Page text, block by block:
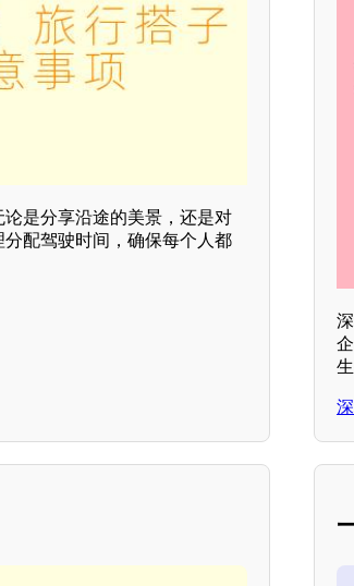
是分享沿途的美景，还是对
配驾驶时间，确保每个人都